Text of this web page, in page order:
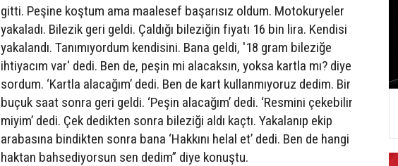
gitti. Peşine koştum ama maalesef başarısız oldum. Motokuryeler
yakaladı. Bilezik geri geldi. Çaldığı bileziğin fiyatı 16 bin lira. Kendisi
yakalandı. Tanımıyordum kendisini. Bana geldi, '18 gram bileziğe
ihtiyacım var' dedi. Ben de, peşin mi alacaksın, yoksa kartla mı? diye
sordum. ‘Kartla alacağım’ dedi. Ben de kart kullanmıyoruz dedim. Bir
buçuk saat sonra geri geldi. ‘Peşin alacağım’ dedi. ‘Resmini çekebilir
miyim’ dedi. Çek dedikten sonra bileziği aldı kaçtı. Yakalanıp ekip
arabasına bindikten sonra bana ‘Hakkını helal et’ dedi. Ben de hangi
haktan bahsediyorsun sen dedim” diye konuştu.